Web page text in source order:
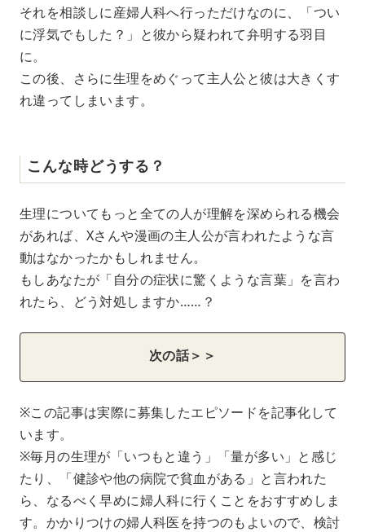
それを相談しに産婦人科へ行っただけなのに、「つい
に浮気でもした？」と彼から疑われて弁明する羽目
に。
この後、さらに生理をめぐって主人公と彼は大きくす
れ違ってしまいます。
こんな時どうする？
生理についてもっと全ての人が理解を深められる機会
があれば、Xさんや漫画の主人公が言われたような言
動はなかったかもしれません。
もしあなたが「自分の症状に驚くような言葉」を言わ
れたら、どう対処しますか……？
次の話＞＞
※この記事は実際に募集したエピソードを記事化して
います。
※毎月の生理が「いつもと違う」「量が多い」と感じ
たり、「健診や他の病院で貧血がある」と言われた
ら、なるべく早めに婦人科に行くことをおすすめしま
す。かかりつけの婦人科医を持つのもよいので、検討